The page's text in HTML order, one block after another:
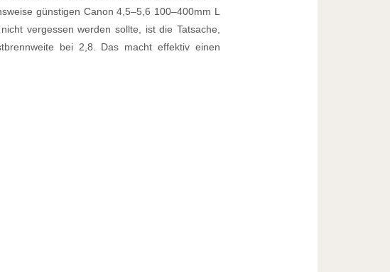
günstigen Canon 4,5–5,6 100–400mm L
vergessen werden sollte, ist die Tatsache,
bei 2,8. Das macht effektiv einen